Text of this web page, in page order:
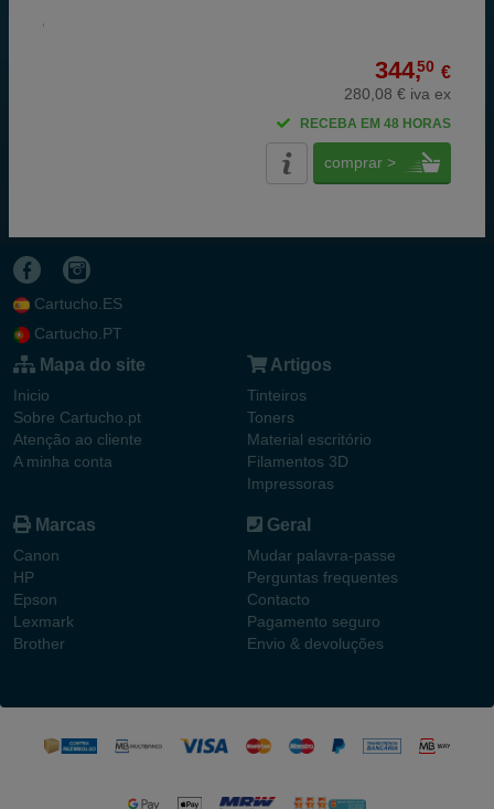
344,50 €
280,08 € iva ex
RECEBA EM 48 HORAS
comprar >
Cartucho.ES
Cartucho.PT
Mapa do site
Inicio
Sobre Cartucho.pt
Atenção ao cliente
A minha conta
Artigos
Tinteiros
Toners
Material escritório
Filamentos 3D
Impressoras
Marcas
Canon
HP
Epson
Lexmark
Brother
Geral
Mudar palavra-passe
Perguntas frequentes
Contacto
Pagamento seguro
Envio & devoluções